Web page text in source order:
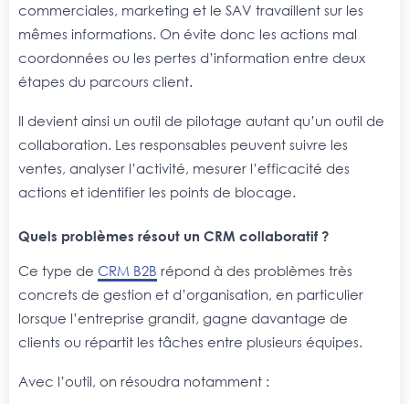
commerciales, marketing et le SAV travaillent sur les
mêmes informations. On évite donc les actions mal
coordonnées ou les pertes d’information entre deux
étapes du parcours client.
Il devient ainsi un outil de pilotage autant qu’un outil de
collaboration. Les responsables peuvent suivre les
ventes, analyser l’activité, mesurer l’efficacité des
actions et identifier les points de blocage.
Quels problèmes résout un CRM collaboratif ?
Ce type de CRM B2B répond à des problèmes très
concrets de gestion et d’organisation, en particulier
lorsque l’entreprise grandit, gagne davantage de
clients ou répartit les tâches entre plusieurs équipes.
Avec l’outil, on résoudra notamment :